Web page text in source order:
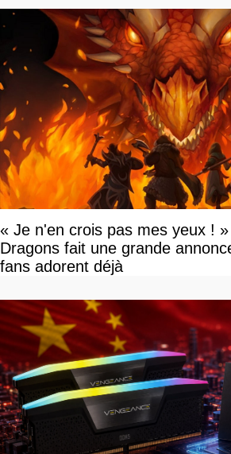
« Je n'en crois pas mes yeux !
Dragons fait une grande
fans adorent déjà